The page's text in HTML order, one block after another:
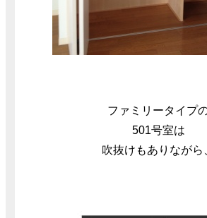
ファミリータイプ
501号室は
吹抜けもありながら